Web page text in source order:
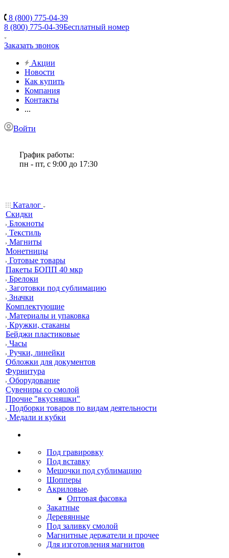
8 (800) 775-04-39
8 (800) 775-04-39Бесплатный номер
Заказать звонок
Акции
Новости
Как купить
Компания
Контакты
...
Войти
График работы:
пн - пт, с 9:00 до 17:30
Каталог
Скидки
Блокноты
Текстиль
Магниты
Монетницы
Готовые товары
Пакеты БОПП 40 мкр
Брелоки
Заготовки под сублимацию
Значки
Комплектующие
Материалы и упаковка
Кружки, стаканы
Бейджи пластиковые
Часы
Ручки, линейки
Обложки для документов
Фурнитура
Оборудование
Сувениры со смолой
Прочие "вкусняшки"
Подборки товаров по видам деятельности
Медали и кубки
Под гравировку
Под вставку
Мешочки под сублимацию
Шопперы
Акриловые
Оптовая фасовка
Закатные
Деревянные
Под заливку смолой
Магнитные держатели и прочее
Для изготовления магнитов